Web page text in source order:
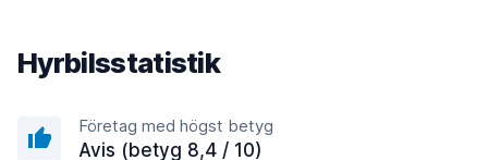
Hyrbilsstatistik
Företag med högst betyg
Avis (betyg 8,4 / 10)